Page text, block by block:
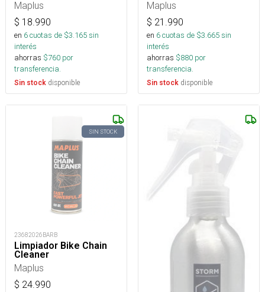
Maplus
$ 18.990
en 6cuotas de $3.165sin
interés
ahorras $760 por
transferencia.
Sin stock disponible
Maplus
$ 21.990
en 6cuotas de $3.665sin
interés
ahorras $880 por
transferencia.
Sin stock disponible
SIN STOCK
23682026BARB
Limpiador Bike Chain
Cleaner
Maplus
$ 24.990